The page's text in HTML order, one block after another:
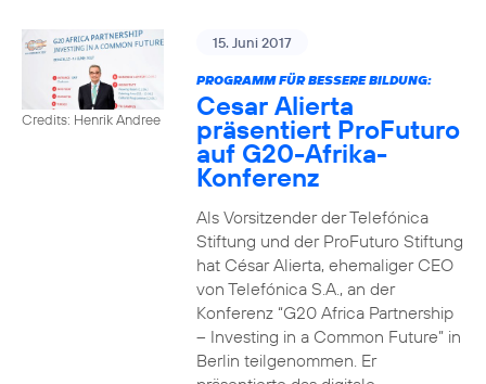
Credits: Henrik Andree
15. Juni 2017
PROGRAMM FÜR BESSERE BILDUNG:
Cesar Alierta
präsentiert ProFuturo
auf G20-Afrika-
Konferenz
Als Vorsitzender der Telefónica
Stiftung und der ProFuturo Stiftung
hat César Alierta, ehemaliger CEO
von Telefónica S.A., an der
Konferenz “G20 Africa Partnership
– Investing in a Common Future” in
Berlin teilgenommen. Er